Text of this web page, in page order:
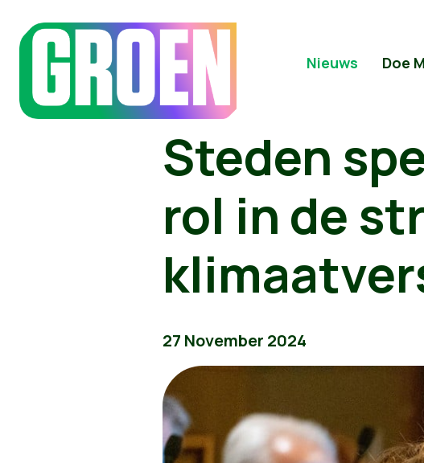
Nieuws Doe
Steden
rol in de
27 November 2024